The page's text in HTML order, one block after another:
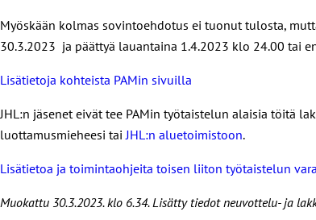
Myöskään kolmas sovintoehdotus ei tuonut tulosta,
30.3.2023 ja päättyä lauantaina 1.4.2023 klo 24.00 tai
Lisätietoja kohteista PAMin sivuilla
JHL:n jäsenet eivät tee PAMin työtaistelun alaisia töitä
luottamusmieheesi tai JHL:n aluetoimistoon.
Lisätietoa ja toimintaohjeita toisen liiton työtaistelun
Muokattu 30.3.2023. klo 6.34. Lisätty tiedot neuvottelu- ja